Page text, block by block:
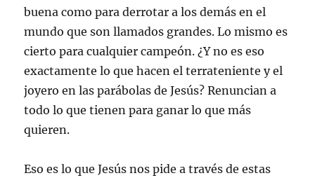
buena como para derrotar a los demás en el
mundo que son llamados grandes. Lo mismo es
cierto para cualquier campeón. ¿Y no es eso
exactamente lo que hacen el terrateniente y el
joyero en las parábolas de Jesús? Renuncian a
todo lo que tienen para ganar lo que más
quieren.
Eso es lo que Jesús nos pide a través de estas